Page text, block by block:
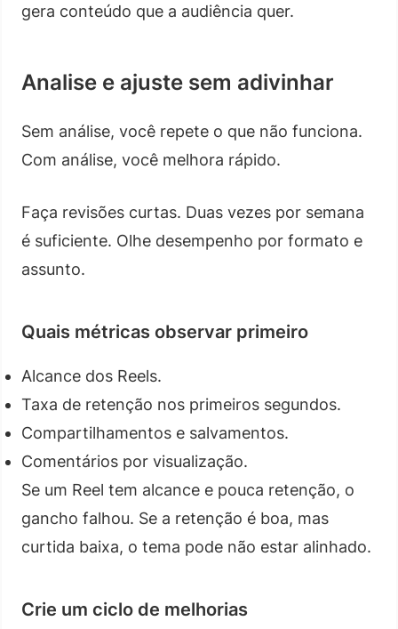
gera conteúdo que a audiência quer.
Analise e ajuste sem adivinhar
Sem análise, você repete o que não funciona.
Com análise, você melhora rápido.
Faça revisões curtas. Duas vezes por semana
é suficiente. Olhe desempenho por formato e
assunto.
Quais métricas observar primeiro
Alcance dos Reels.
Taxa de retenção nos primeiros segundos.
Compartilhamentos e salvamentos.
Comentários por visualização.
Se um Reel tem alcance e pouca retenção, o
gancho falhou. Se a retenção é boa, mas
curtida baixa, o tema pode não estar alinhado.
Crie um ciclo de melhorias